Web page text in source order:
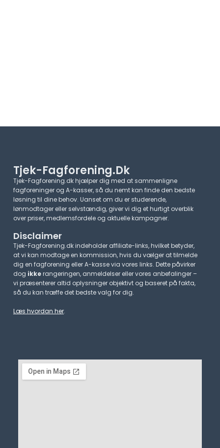
Tjek-Fagforening.dk
Tjek-Fagforening.dk hjælper dig med at sammenligne
fagforeninger og A-kasser, så du nemt kan finde den bedste
løsning til dine behov. Uanset om du er studerende,
lønmodtager eller selvstændig, giver vi dig et hurtigt overblik
over priser, medlemsfordele og aktuelle kampagner.​
Disclaimer
Tjek-Fagforening.dk indeholder affiliate-links, hvilket betyder,
at vi kan modtage en kommission, hvis du vælger at tilmelde
dig en fagforening eller A-kasse via vores links. Dette påvirker
dog ikkerangeringen, anmeldelser eller vores anbefalinger –
vi præsenterer altid oplysninger objektivt og baseret på fakta,
så du kan træffe det bedste valg for dig.
Læs hvordan her.